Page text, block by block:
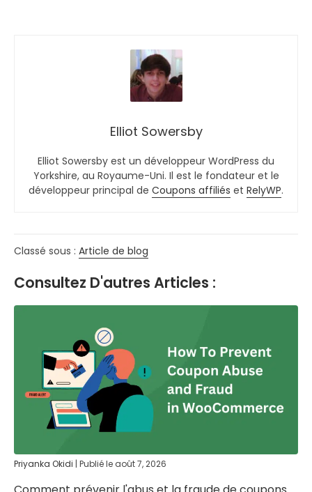
Elliot Sowersby
Elliot Sowersby est un développeur WordPress du
Yorkshire, au Royaume-Uni. Il est le fondateur et le
développeur principal de Coupons affiliés et RelyWP.
Classé sous : Article de blog
Consultez D'autres Articles :
Priyanka Okidi Publié le août 7, 2026